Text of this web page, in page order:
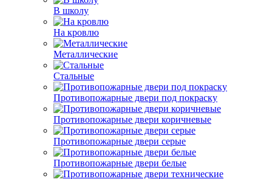
В школу
На кровлю
Металлические
Стальные
Противопожарные двери под покраску
Противопожарные двери коричневые
Противопожарные двери серые
Противопожарные двери белые